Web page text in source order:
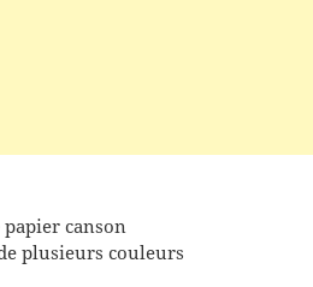
canson
plusieurs couleurs